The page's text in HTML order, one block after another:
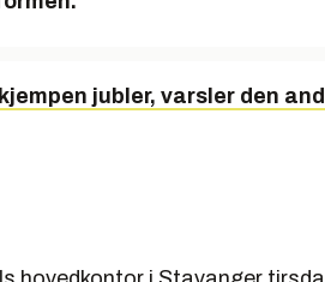
jubler, varsler den